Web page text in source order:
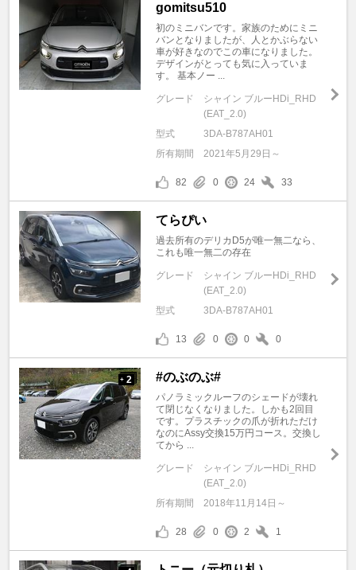
gomitsu510
初のミニバンです。家族のためにミニ
バンとなりましたが、人とかぶらない
車が好きなのでこの車になりました。
デザインがとっても気に入っていま
す。 基本ノー ...
グレード
シャイン ブルーHDi_RHD
(EAT_2.0)
型式
3DA-B787AH01
所有期間
2021年5月29日～
82 0 24 33
てらぴい
過去所有のデリカD5が唯一無二なら、
これも唯一無二の存在
グレード
シャイン ブルーHDi_RHD
(EAT_2.0)
型式
3DA-B787AH01
13 0 0 0
+ 2 #のぶのぶ#
パノラミックルーフのシェードが壊れ
て閉じなくなりました。しかも2回目
です。プラスチックの爪が折れただけ
なのにAssy交換15万円コース。交換し
てから ...
グレード
シャイン ブルーHDi_RHD
(EAT_2.0)
所有期間
2018年11月14日～
28 0 2 1